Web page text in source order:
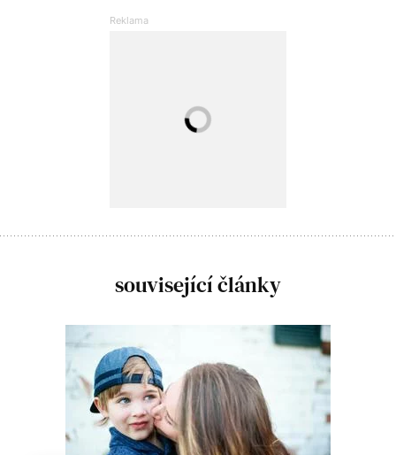
související články